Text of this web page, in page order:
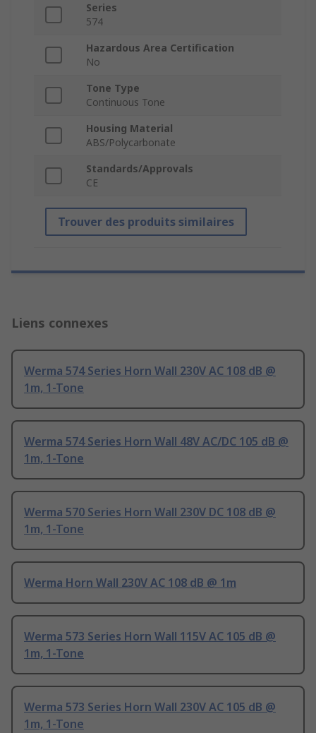
Series
574
Hazardous Area Certification
No
Tone Type
Continuous Tone
Housing Material
ABS/Polycarbonate
Standards/Approvals
CE
Trouver des produits similaires
Liens connexes
Werma 574 Series Horn Wall 230V AC 108 dB @
1m, 1-Tone
Werma 574 Series Horn Wall 48V AC/DC 105 dB @
1m, 1-Tone
Werma 570 Series Horn Wall 230V DC 108 dB @
1m, 1-Tone
Werma Horn Wall 230V AC 108 dB @ 1m
Werma 573 Series Horn Wall 115V AC 105 dB @
1m, 1-Tone
Werma 573 Series Horn Wall 230V AC 105 dB @
1m, 1-Tone